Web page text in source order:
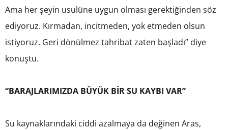
Ama her şeyin usulüne uygun olması gerektiğinden söz
ediyoruz. Kırmadan, incitmeden, yok etmeden olsun
istiyoruz. Geri dönülmez tahribat zaten başladı” diye
konuştu.
“BARAJLARIMIZDA BÜYÜK BİR SU KAYBI VAR”
Su kaynaklarındaki ciddi azalmaya da değinen Aras,